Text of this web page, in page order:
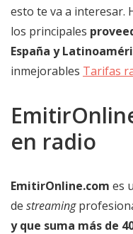
esto te va a interesar.
los principales
España y
inmejorables Tarifas
en radio
EmitirOnline.com es
de streaming
y que suma más de